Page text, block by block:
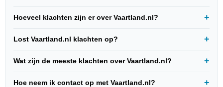
Hoeveel klachten zijn er over Vaartland.nl?
Lost Vaartland.nl klachten op?
Wat zijn de meeste klachten over Vaartland.nl?
Hoe neem ik contact op met Vaartland.nl?